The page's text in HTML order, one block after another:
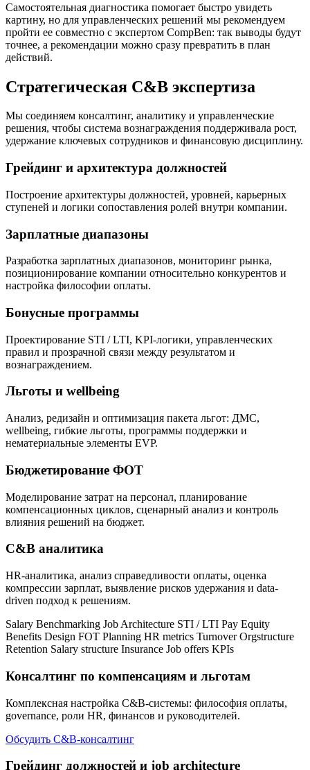
Самостоятельная диагностика помогает быстро увидеть
картину, но для управленческих решений мы рекомендуем
пройти ее совместно с экспертом CompBen: так выводы будут
точнее, а рекомендации можно сразу превратить в план
действий.
Стратегическая C&B экспертиза
Мы соединяем консалтинг, аналитику и управленческие
решения, чтобы система вознаграждения поддерживала рост,
удержание ключевых сотрудников и финансовую дисциплину.
Грейдинг и архитектура должностей
Построение архитектуры должностей, уровней, карьерных
ступеней и логики сопоставления ролей внутри компании.
Зарплатные диапазоны
Разработка зарплатных диапазонов, мониторинг рынка,
позиционирование компании относительно конкурентов и
настройка философии оплаты.
Бонусные программы
Проектирование STI / LTI, KPI-логики, управленческих
правил и прозрачной связи между результатом и
вознаграждением.
Льготы и wellbeing
Анализ, редизайн и оптимизация пакета льгот: ДМС,
wellbeing, гибкие льготы, программы поддержки и
нематериальные элементы EVP.
Бюджетирование ФОТ
Моделирование затрат на персонал, планирование
компенсационных циклов, сценарный анализ и контроль
влияния решений на бюджет.
C&B аналитика
HR-аналитика, анализ справедливости оплаты, оценка
компрессии зарплат, выявление рисков удержания и data-
driven подход к решениям.
Salary Benchmarking Job Architecture STI / LTI Pay Equity
Benefits Design FOT Planning HR metrics Turnover Orgstructure
Retention Salary structure Insurance Job offers KPIs
Консалтинг по компенсациям и льготам
Комплексная настройка C&B-системы: философия оплаты,
governance, роли HR, финансов и руководителей.
Обсудить C&B-консалтинг
Грейдинг должностей и job architecture